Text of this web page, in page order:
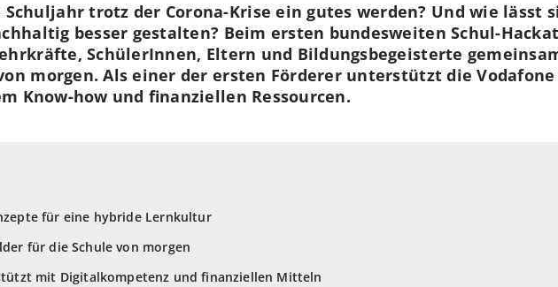
für eine hybride Lernkultur
für die Schule von morgen
mit Digitalkompetenz und finanziellen Mitteln
trotz der Corona-Krise ein gutes werden? Und wie lässt
besser gestalten? Beim ersten bundesweiten Schul-
SchülerInnen, Eltern und Bildungsbegeisterte
morgen. Als einer der ersten Förderer unterstützt die
Know-how und finanziellen Ressourcen.